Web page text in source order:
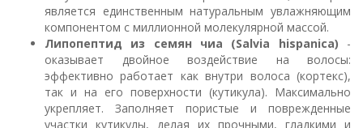
является единственным натуральным увлажняющим
компонентом с миллионной молекулярной массой.
Липопептид из семян чиа (Salvia hispanica) -
оказывает двойное воздействие на волосы:
эффективно работает как внутри волоса (кортекс),
так и на его поверхности (кутикула). Максимально
укрепляет. Заполняет пористые и поврежденные
участки кутикулы, делая их прочными, гладкими и